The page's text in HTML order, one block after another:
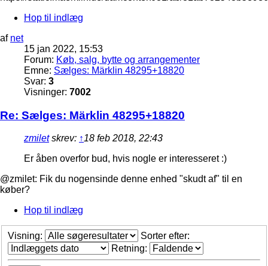
Hop til indlæg
af net
15 jan 2022, 15:53
Forum: Køb, salg, bytte og arrangementer
Emne: Sælges: Märklin 48295+18820
Svar: 3
Visninger: 7002
Re: Sælges: Märklin 48295+18820
zmiletskrev: ↑18 feb 2018, 22:43
Er åben overfor bud, hvis nogle er interesseret :)
@zmilet: Fik du nogensinde denne enhed "skudt af" til en
køber?
Hop til indlæg
Visning:
Sorter efter:
Retning: